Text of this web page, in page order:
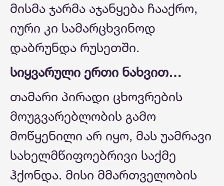
მისმა ჯარმა აჯანყება ჩააქრო,
იური კი სამარცხვინოდ
დაბრუნდა რუსეთში.
სიყვარული ერთი ნახვით…
თამარი პირადი ცხოვრების
მოუგვარებლობის გამო
მოწყენილი არ იყო, მას უამრავი
სახელმწიფოებრივი საქმე
ჰქონდა. მისი მმართველობის